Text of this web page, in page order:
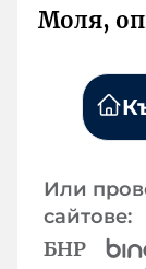
Моля,
Или
сайтове:
БНР